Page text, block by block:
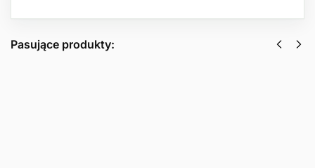
Pasujące produkty: